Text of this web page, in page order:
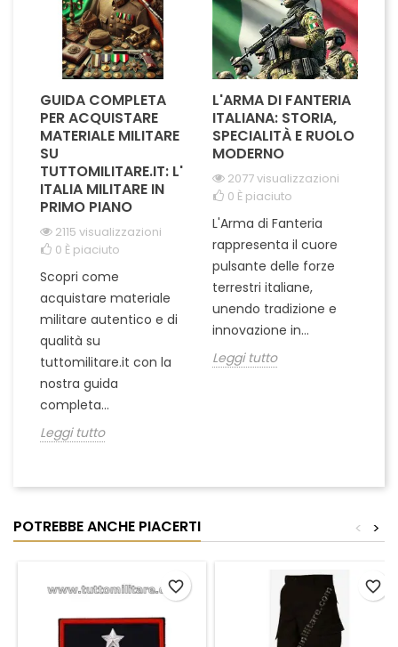
GUIDA COMPLETA
PER ACQUISTARE
MATERIALE MILITARE
SU
TUTTOMILITARE.IT: L'
ITALIA MILITARE IN
PRIMO PIANO
2115 visualizzazioni
0 È piaciuto
Scopri come
acquistare materiale
militare autentico e di
qualità su
tuttomilitare.it con la
nostra guida
completa...
Leggi tutto
L'ARMA DI FANTERIA
ITALIANA: STORIA,
SPECIALITÀ E RUOLO
MODERNO
2077 visualizzazioni
0 È piaciuto
L'Arma di Fanteria
rappresenta il cuore
pulsante delle forze
terrestri italiane,
unendo tradizione e
innovazione in...
Leggi tutto
POTREBBE ANCHE PIACERTI >
<
favorite_border favorite_border